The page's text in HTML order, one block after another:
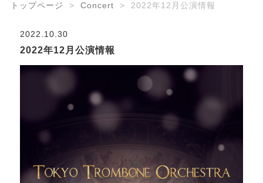
トップページ Concert 2022年12月公演情報
2022.10.30
2022年12月公演情報